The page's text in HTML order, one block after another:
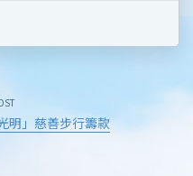
明」慈善步行籌款